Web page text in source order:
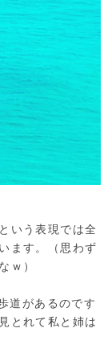
いう表現では全
ます。（思わず
ｗ）
道があるのです
とれて私と姉は